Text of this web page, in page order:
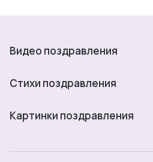
Видео поздравления
Стихи поздравления
Картинки поздравления